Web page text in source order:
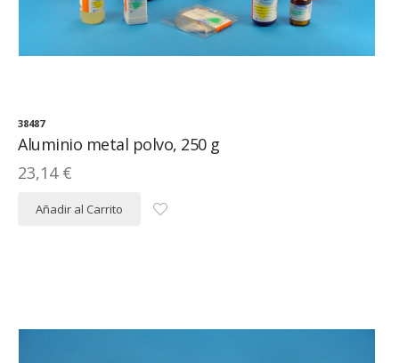
38487
Aluminio metal polvo, 250 g
23,14 €
Añadir al Carrito